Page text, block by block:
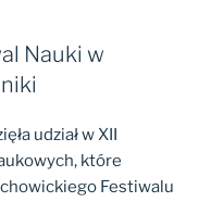
Nauki w
udział w XII
które
Festiwalu